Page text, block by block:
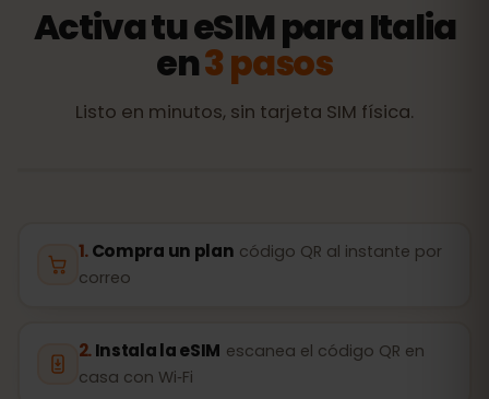
Activa tu eSIM para Italia
en3 pasos
Listo en minutos, sin tarjeta SIM física.
Compra un plan código QR al instante por
correo
Instala la eSIM escanea el código QR en
casa con Wi‑Fi